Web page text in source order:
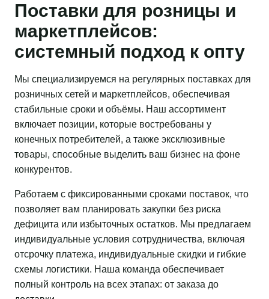
Поставки для розницы и
маркетплейсов:
системный подход к опту
Мы специализируемся на регулярных поставках для
розничных сетей и маркетплейсов, обеспечивая
стабильные сроки и объёмы. Наш ассортимент
включает позиции, которые востребованы у
конечных потребителей, а также эксклюзивные
товары, способные выделить ваш бизнес на фоне
конкурентов.
Работаем с фиксированными сроками поставок, что
позволяет вам планировать закупки без риска
дефицита или избыточных остатков. Мы предлагаем
индивидуальные условия сотрудничества, включая
отсрочку платежа, индивидуальные скидки и гибкие
схемы логистики. Наша команда обеспечивает
полный контроль на всех этапах: от заказа до